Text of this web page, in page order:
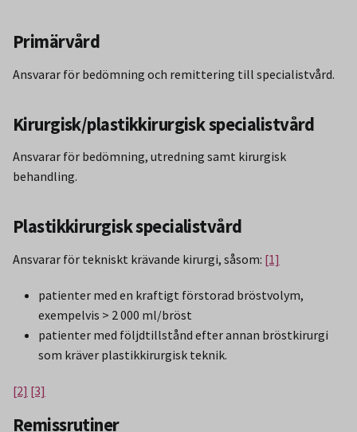
Primärvård
Ansvarar för bedömning och remittering till specialistvård.
Kirurgisk/plastikkirurgisk specialistvård
Ansvarar för bedömning, utredning samt kirurgisk
behandling.
Plastikkirurgisk specialistvård
Ansvarar för tekniskt krävande kirurgi, såsom: [1]
patienter med en kraftigt förstorad bröstvolym,
exempelvis > 2 000 ml/bröst
patienter med följdtillstånd efter annan bröstkirurgi
som kräver plastikkirurgisk teknik.
[2] [3]
Remissrutiner